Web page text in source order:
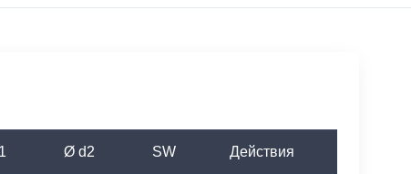
Ø d2 SW Действия